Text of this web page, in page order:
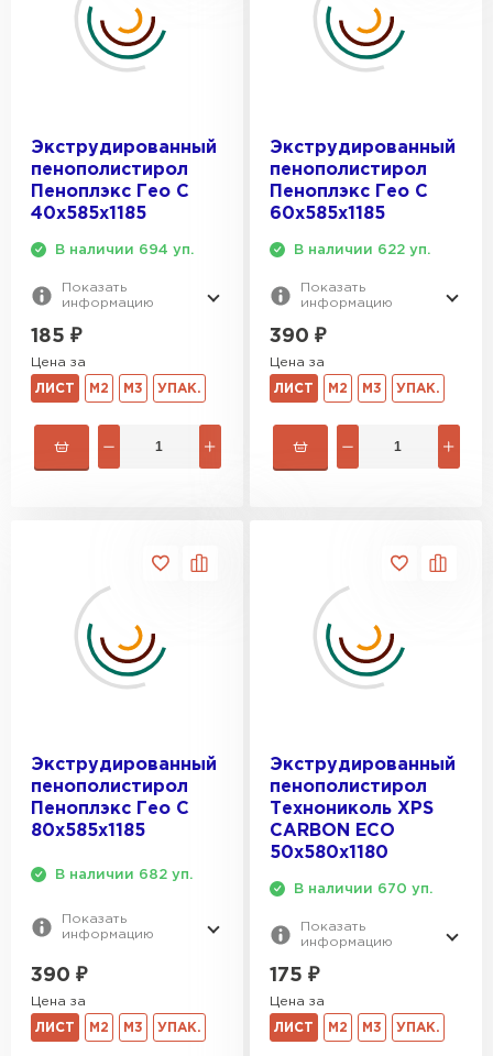
Экструдированный
пенополистирол
Пеноплэкс Гео С
40х585х1185
В наличии 694 уп.
Показать
информацию
185 ₽
Цена за
ЛИСТ М2 М3 УПАК.
Экструдированный
пенополистирол
Пеноплэкс Гео С
60х585х1185
В наличии 622 уп.
Показать
информацию
390 ₽
Цена за
ЛИСТ М2 М3 УПАК.
Экструдированный
пенополистирол
Пеноплэкс Гео С
80х585х1185
В наличии 682 уп.
Показать
информацию
390 ₽
Цена за
ЛИСТ М2 М3 УПАК.
Экструдированный
пенополистирол
Технониколь XPS
CARBON ECO
50х580х1180
В наличии 670 уп.
Показать
информацию
175 ₽
Цена за
ЛИСТ М2 М3 УПАК.